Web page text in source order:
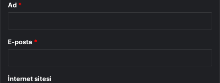
Ad *
E-posta *
İnternet sitesi